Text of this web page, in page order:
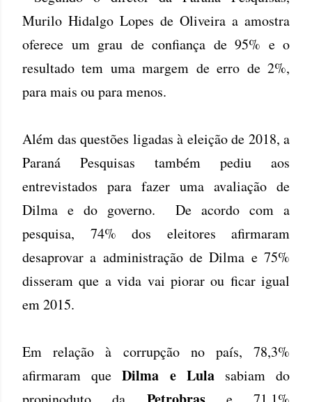
Murilo Hidalgo Lopes de Oliveira a amostra
oferece um grau de confiança de 95% e o
resultado tem uma margem de erro de 2%,
para mais ou para menos.
Além das questões ligadas à eleição de 2018, a
Paraná Pesquisas também pediu aos
entrevistados para fazer uma avaliação de
Dilma e do governo. De acordo com a
pesquisa, 74% dos eleitores afirmaram
desaprovar a administração de Dilma e 75%
disseram que a vida vai piorar ou ficar igual
em 2015.
Em relação à corrupção no país, 78,3%
afirmaram queDilma e Lulasabiam do